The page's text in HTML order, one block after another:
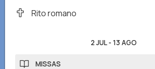
Rito romano
2 JUL- 13 AGO
MISSAS